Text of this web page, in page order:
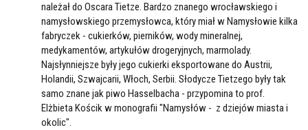
należał do Oscara Tietze. Bardzo znanego wrocławskiego i
namysłowskiego przemysłowca, który miał w Namysłowie kilka
fabryczek - cukierków, pierników, wody mineralnej,
medykamentów, artykułów drogeryjnych, marmolady.
Najsłynniejsze były jego cukierki eksportowane do Austrii,
Holandii, Szwajcarii, Włoch, Serbii. Słodycze Tietzego były tak
samo znane jak piwo Hasselbacha - przypomina to prof.
Elżbieta Kościk w monografii "Namysłów - z dziejów miasta i
okolic".